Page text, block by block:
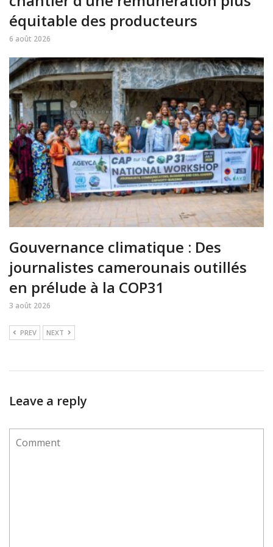
équitable des producteurs
6 août 2026
Gouvernance climatique : Des
journalistes camerounais outillés
en prélude à la COP31
3 août 2026
PREV NEXT
Leave a reply